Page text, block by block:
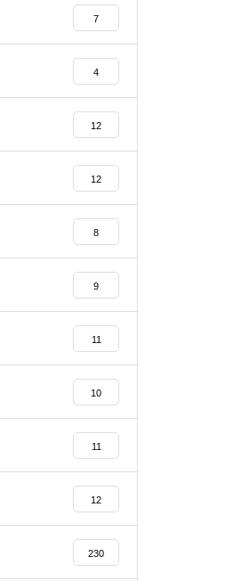
7
4
12
12
8
9
11
10
11
12
230